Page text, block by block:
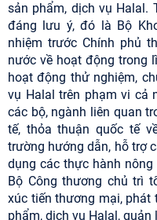
sản phẩm, dịch vụ Halal.
đáng lưu ý, đó là Bộ
nhiệm trước Chính phủ
nước về hoạt động trong
hoạt động thử nghiệm,
vụ Halal trên phạm vi cả
các bộ, ngành liên quan
tế, thỏa thuận quốc tế
trường hướng dẫn, hỗ trợ
dụng các thực hành
Bộ Công thương chủ trì
xúc tiến thương mại, phát
phẩm, dịch vụ Halal,